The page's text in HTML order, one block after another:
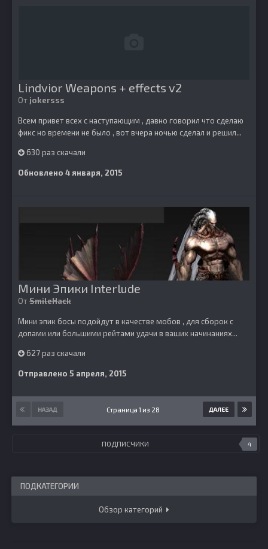
Lindvior Weapons + effects v2
От jokersss
Всем привет всех с наступающим , давно говорил что сделаю
фикс но времени не было , вот вчера ночью сделал и решил...
630 раз скачали
Обновлено 4 января, 2015
Мини Эпики Interlude
ОтSmileHack
Мини эпик босы подойдут в качестве мобов , для сборок с
допами или большими рейтами удачи в ваших начинаниях...
627 раз скачали
Отправлено 5 апреля, 2015
НАЗАД ДАЛЕЕ
Страница 1 из 28
ПОДПИСЧИКИ 4
ПОДКАТЕГОРИИ
Обзор категорий